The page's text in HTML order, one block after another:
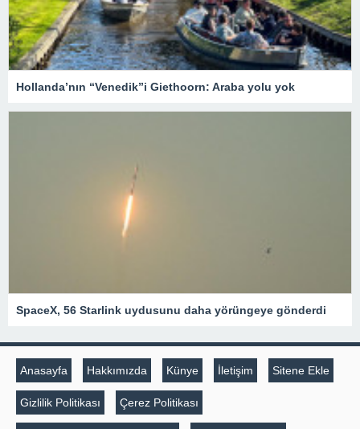
Hollanda’nın “Venedik”i Giethoorn: Araba yolu yok
SpaceX, 56 Starlink uydusunu daha yörüngeye gönderdi
Anasayfa Hakkımızda Künye İletişim Sitene Ekle
Gizlilik Politikası Çerez Politikası